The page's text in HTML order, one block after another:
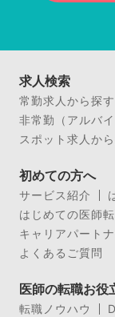
求人検索
常勤求人から探す
非常勤（アルバ
スポット求人か
初めての方へ
サービス紹介
はじめての医師
キャリアパート
よくあるご質問
医師の転職お役
転職ノウハウ